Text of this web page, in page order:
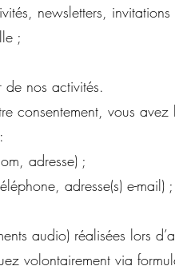
newsletters,
;
nos activités.
consentement, vous
adresse) ;
adresse(s) e-mail) ;
audio) réalisées lors
volontairement via